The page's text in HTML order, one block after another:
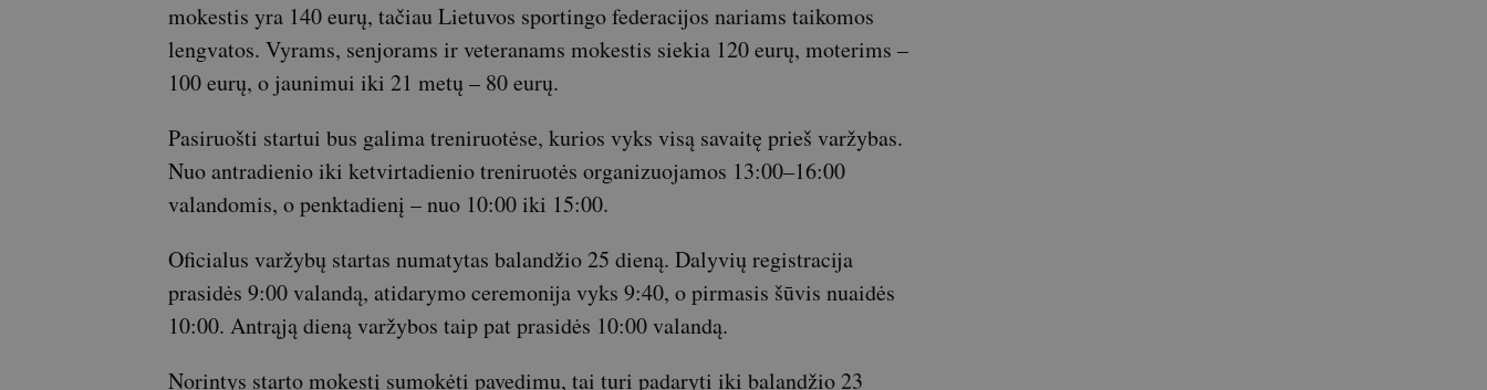
mokestis yra 140 eurų, tačiau Lietuvos sportingo federacijos nariams taikomos
lengvatos. Vyrams, senjorams ir veteranams mokestis siekia 120 eurų, moterims –
100 eurų, o jaunimui iki 21 metų – 80 eurų.
Pasiruošti startui bus galima treniruotėse, kurios vyks visą savaitę prieš varžybas.
Nuo antradienio iki ketvirtadienio treniruotės organizuojamos 13:00–16:00
valandomis, o penktadienį – nuo 10:00 iki 15:00.
Oficialus varžybų startas numatytas balandžio 25 dieną. Dalyvių registracija
prasidės 9:00 valandą, atidarymo ceremonija vyks 9:40, o pirmasis šūvis nuaidės
10:00. Antrąją dieną varžybos taip pat prasidės 10:00 valandą.
Norintys starto mokestį sumokėti pavedimu, tai turi padaryti iki balandžio 23